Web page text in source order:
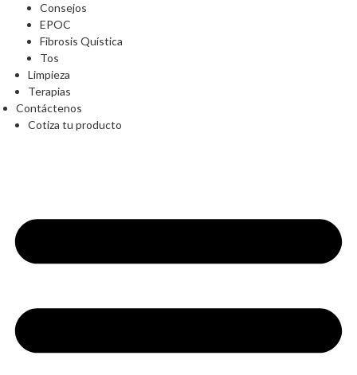
Consejos
EPOC
Fibrosis Quística
Tos
Limpieza
Terapias
Contáctenos
Cotiza tu producto